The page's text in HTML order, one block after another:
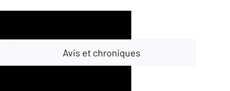
Avis et chroniques